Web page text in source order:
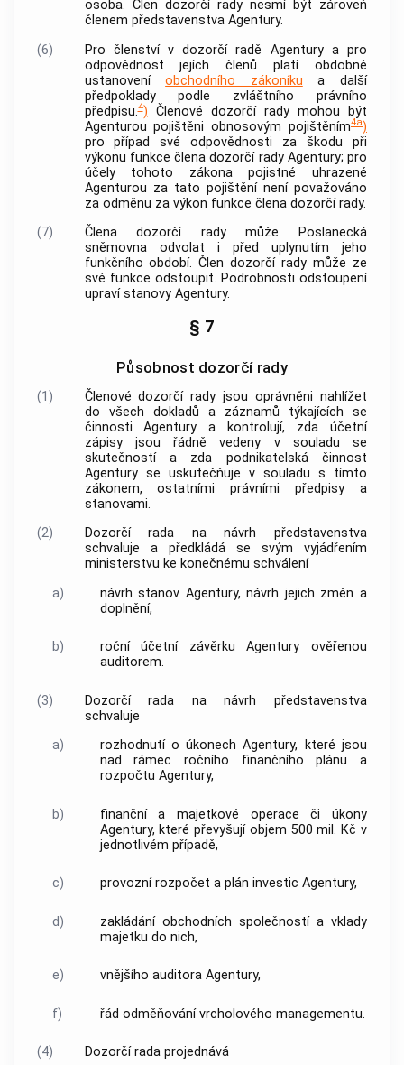
osoba. Člen dozorčí radynesmí být zároveň
členem představenstva Agentury.
(6)
Pro členství vdozorčí radě Agenturya pro
odpovědnost jejích členů platí obdobně
ustanoveníobchodního zákoníku a další
předpoklady podle zvláštního právního
předpisu.4) Členové dozorčí radymohou být
Agenturou pojištěni obnosovým pojištěním4a)
pro případ své odpovědnosti za škodu při
výkonu funkce členadozorčí rady Agentury; pro
účely tohoto zákona pojistné uhrazené
Agenturou za tato pojištění není považováno
za odměnu za výkon funkce člena dozorčí rady.
(7)
Členadozorčí radymůže Poslanecká
sněmovna odvolat i před uplynutím jeho
funkčního období. Člendozorčí rady může ze
své funkce odstoupit. Podrobnosti odstoupení
upraví stanovy Agentury.
§ 7
Působnost dozorčí rady
(1) Členovédozorčí rady jsou oprávněni nahlížet
do všech dokladů a záznamů týkajících se
činnostiAgentury a kontrolují, zda účetní
zápisy jsou řádně vedeny v souladu se
skutečností a zda podnikatelská činnost
Agenturyse uskutečňuje v souladu s tímto
zákonem, ostatními právními předpisy a
stanovami.
(2)
Dozorčí rada na návrh představenstva
schvaluje a předkládá se svým vyjádřením
ministerstvu ke konečnému schválení
a)
návrh stanov Agentury, návrh jejich změn a
doplnění,
b) roční účetní závěrkuAgentury ověřenou
auditorem.
(3) Dozorčí rada na návrh představenstva
schvaluje
a)
rozhodnutí o úkonechAgentury, které jsou
nad rámec ročního finančního plánu a
rozpočtu Agentury,
b)
finanční a majetkové operace či úkony
Agentury, které převyšují objem 500 mil. Kč v
jednotlivém případě,
c) provozní rozpočet a plán investic Agentury,
d)
zakládání obchodních společností a vklady
majetku do nich,
e) vnějšího auditora Agentury,
f) řád odměňování vrcholového managementu.
(4) Dozorčí radaprojednává